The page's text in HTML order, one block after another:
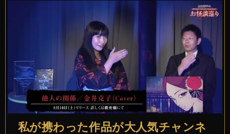
私が携わった作品が大人気チャンネ